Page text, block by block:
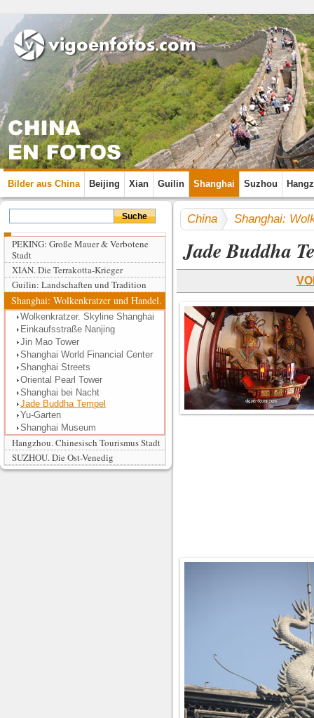
Bilder aus China Beijing Xian Guilin Shanghai Suzhou
China Shanghai:
Jade Buddha
PEKING: Große Mauer & Verbotene
Stadt
XIAN. Die Terrakotta-Krieger
Guilin: Landschaften und Tradition
Shanghai: Wolkenkratzer und Handel.
Wolkenkratzer. Skyline Shanghai
Einkaufsstraße Nanjing
Jin Mao Tower
Shanghai World Financial Center
Shanghai Streets
Oriental Pearl Tower
Shanghai bei Nacht
Jade Buddha Tempel
Yu-Garten
Shanghai Museum
Hangzhou. Chinesisch Tourismus Stadt
SUZHOU. Die Ost-Venedig